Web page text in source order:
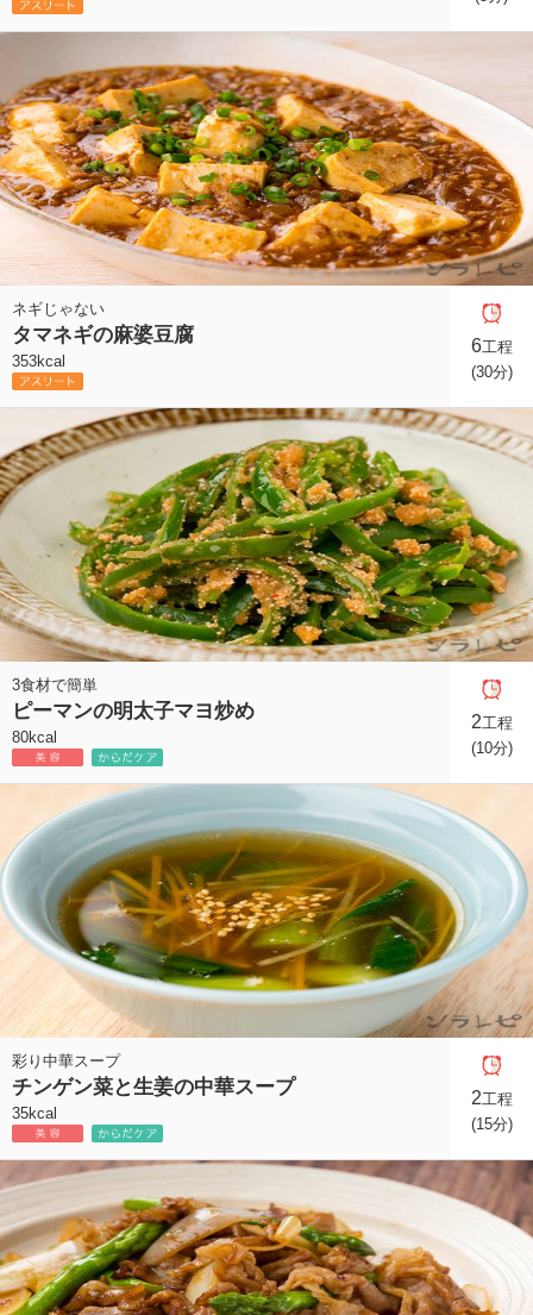
ネギじゃない
タマネギの麻婆豆腐
353kcal
6工程
(30分)
3食材で簡単
ピーマンの明太子マヨ炒め
80kcal
2工程
(10分)
彩り中華スープ
チンゲン菜と生姜の中華スープ
35kcal
2工程
(15分)